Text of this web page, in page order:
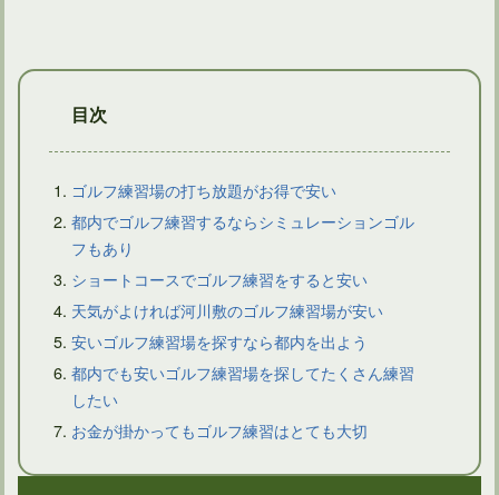
ダイナースプレミアムカードに自動付帯するゴルフ保険がある
目次
ゴルフ練習場の打ち放題がお得で安い
都内でゴルフ練習するならシミュレーションゴル
フもあり
ショートコースでゴルフ練習をすると安い
天気がよければ河川敷のゴルフ練習場が安い
安いゴルフ練習場を探すなら都内を出よう
都内でも安いゴルフ練習場を探してたくさん練習
したい
お金が掛かってもゴルフ練習はとても大切